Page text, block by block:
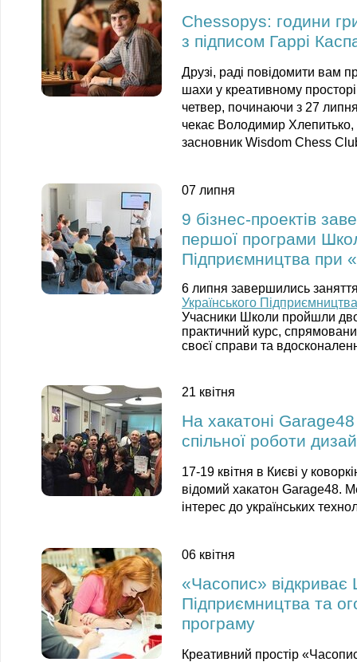
Chessopys: години
з підписом Гаррі
Друзі, раді повідомити вам
шахи у креативному
четвер, починаючи з 27
чекає Володимир Хлепитько,
засновник Wisdom Chess
07 липня
9 бізнес-проектів
першої програми
Підприємництва при
6 липня завершились
Українського Підприємництва
Учасники Школи пройшли
практичний курс,
своєї справи та
21 квітня
На хакатоні
спільної роботи
17-19 квітня в Києві у
відомий хакатон Garage48.
інтерес до українських
06 квітня
«Часопис» відкриває
Підприємництва та
програму
Креативний простір